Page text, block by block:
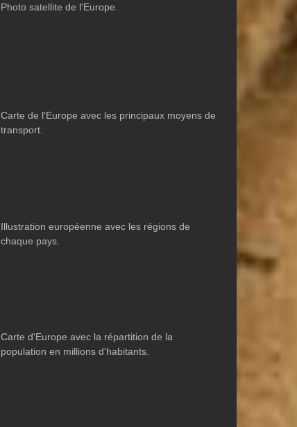
Photo satellite de l'Europe.
Carte de l'Europe avec les principaux moyens de
transport.
Illustration européenne avec les régions de
chaque pays.
Carte d'Europe avec la répartition de la
population en millions d'habitants.